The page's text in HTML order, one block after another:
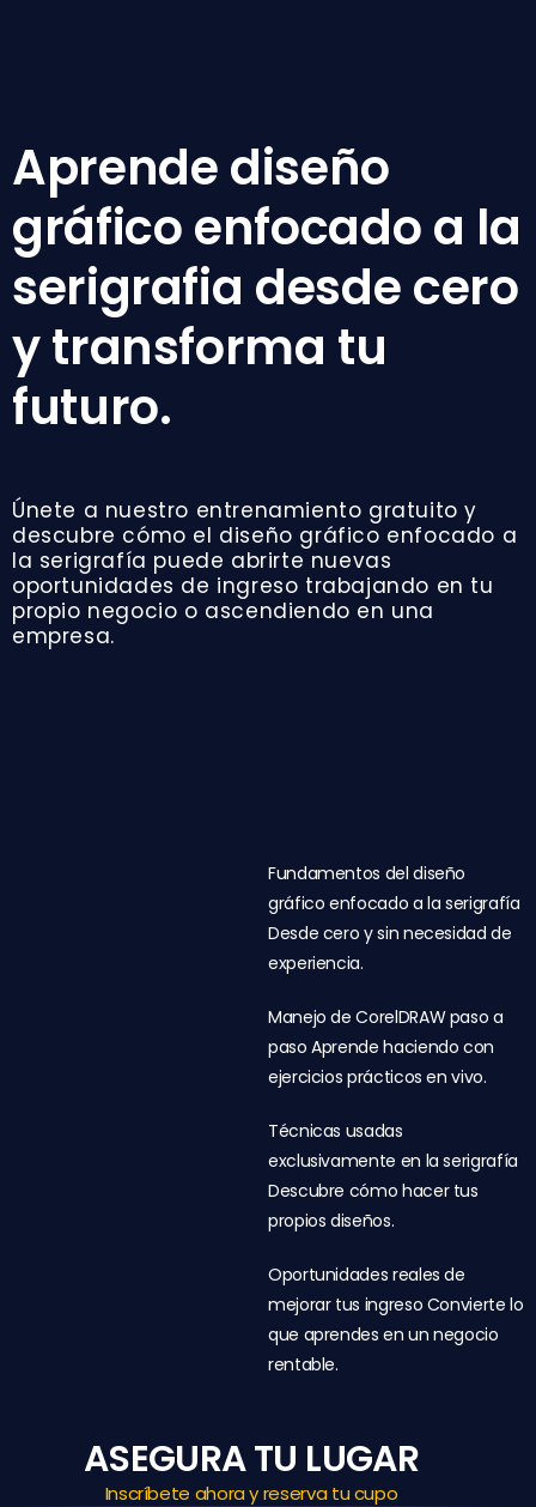
Aprende diseño
gráfico enfocado a la
serigrafia desde cero
y transforma tu
futuro.
Únete a nuestro entrenamiento gratuito y
descubre cómo el diseño gráfico enfocado a
la serigrafía puede abrirte nuevas
oportunidades de ingreso trabajando en tu
propio negocio o ascendiendo en una
empresa.
Fundamentos del diseño
gráfico enfocado a la serigrafía
Desde cero y sin necesidad de
experiencia.
Manejo de CorelDRAW paso a
paso Aprende haciendo con
ejercicios prácticos en vivo.
Técnicas usadas
exclusivamente en la serigrafía
Descubre cómo hacer tus
propios diseños.
Oportunidades reales de
mejorar tus ingreso Convierte lo
que aprendes en un negocio
rentable.
ASEGURA TU LUGAR
Inscríbete ahora y reserva tu cupo